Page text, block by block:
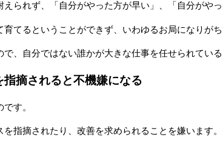
られず、「自分がやった方が早い」、「自分がや
てるということができず、いわゆるお局になりがち
、自分ではない誰かが大きな仕事を任せられてい
摘されると不機嫌になる
す。
指摘されたり、改善を求められることを嫌います。